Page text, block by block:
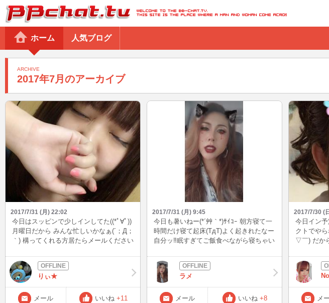
BBchatTV
ホーム 人気ブログ
2017年7月のアーカイブ
ARCHIVE
2017/7/31 (月) 22:02
今日はスッピンで少しインしてた((*ﾟ∀ﾟ))
月曜日だから みんな忙しいかなぁ(´；Д；
｀) 構ってくれる方居たらメールください
りぃ★
メール いいね +11
2017/7/31 (月) 9:45
今日も暑いねー(*´艸｀*)ｻｲｺｰ 朝方寝て一
時間だけ寝て起床(TдT)よく起きれたなー
自分ッ‼眠すぎてご飯食べながら寝ちゃい
り顔出せない予感、、、（泣）11月なん
て特に実習期間が始まるから全く来なく
なるだろうな、、、(._.)皆忘れないで
ね？（笑） 今日はまた21時頃からinする
よー(^o^) その前に夕方前に一時間だけ来
ラメ
メール いいね +8
2017/7/30 (
今日イン
クトでや
▽￣) だか
それで治
なのかも
化粧落と
髪色暗く
院だけど
メ